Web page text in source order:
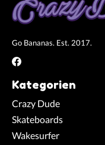
Go Bananas. Est. 2017.
Kategorien
Crazy Dude
Skateboards
Wakesurfer